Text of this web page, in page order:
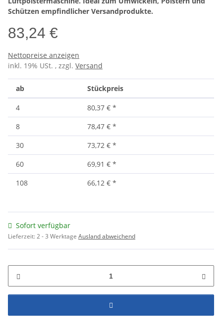
Schützen empfindlicher Versandprodukte.
83,24 €
Nettopreise anzeigen
inkl. 19% USt. , zzgl. Versand
ab Stückpreis
4 80,37 € *
8
78,47 € *
30
73,72 € *
60
69,91 € *
108
66,12 € *
Sofort verfügbar
Lieferzeit:2 - 3 Werktage Ausland abweichend